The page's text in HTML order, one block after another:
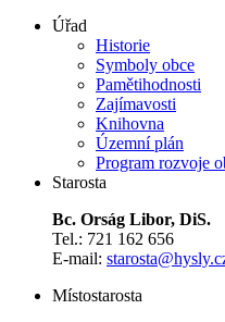
Úřad
Historie
Symboly obce
Pamětihodnosti
Zajímavosti
Knihovna
Územní plán
Program rozvoje
Starosta
Bc. Orság Libor, DiS.
Tel.: 721 162 656
E-mail:
​​​​​​​Místostarosta